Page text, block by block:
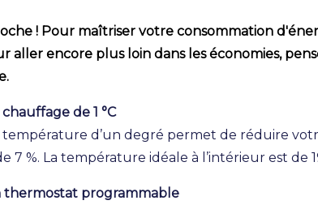
! Pour maîtriser votre consommation
aller encore plus loin dans les économies,
de 1 °C
température d’un degré permet de réduire
7 %. La température idéale à l’intérieur est de
thermostat programmable